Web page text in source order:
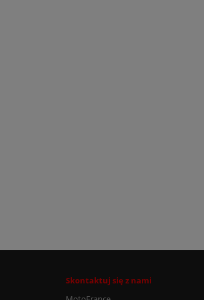
Skontaktuj się z nami